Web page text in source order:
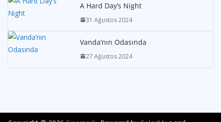
A Hard Day’s Night
31 Ağustos 2024
Vanda’nın Odasında
27 Ağustos 2024